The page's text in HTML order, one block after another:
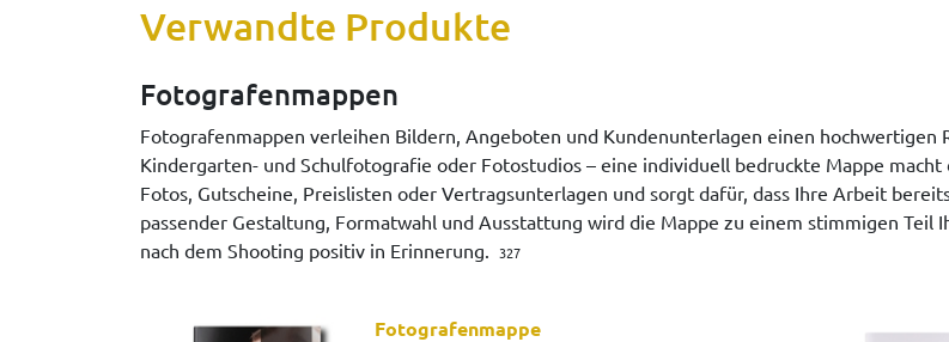
Verwandte Produkte
Fotografenmappen
Fotografenmappen verleihen Bildern, Angeboten und Kundenunterlagen einen
Kindergarten- und Schulfotografie oder Fotostudios – eine individuell bedruckte Mappe
Fotos, Gutscheine, Preislisten oder Vertragsunterlagen und sorgt dafür, dass Ihre Arbeit
passender Gestaltung, Formatwahl und Ausstattung wird die Mappe zu einem stimmigen
nach dem Shooting positiv in Erinnerung.
327
Fotografenmappe